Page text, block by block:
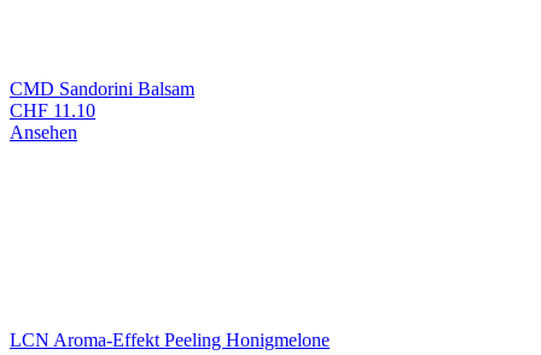
CMD Sandorini Balsam
CHF 11.10
Ansehen
LCN Aroma-Effekt Peeling Honigmelone